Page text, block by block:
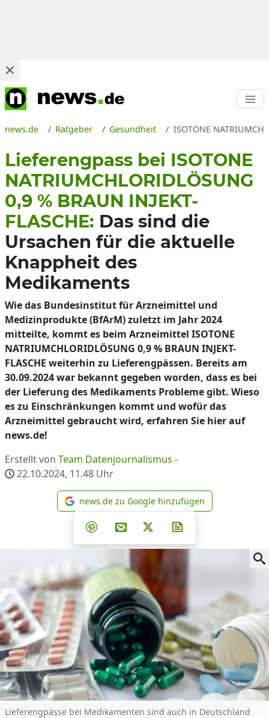
news.de Ratgeber Gesundheit ISOTONE
Lieferengpass bei ISOTONE
NATRIUMCHLORIDLÖSUNG
0,9 % BRAUN INJEKT-
FLASCHE: Das sind die
Ursachen für die aktuelle
Knappheit des
Medikaments
Wie das Bundesinstitut für Arzneimittel und
Medizinprodukte (BfArM) zuletzt im Jahr 2024
mitteilte, kommt es beim Arzneimittel ISOTONE
NATRIUMCHLORIDLÖSUNG 0,9 % BRAUN INJEKT-
FLASCHE weiterhin zu Lieferengpässen. Bereits am
30.09.2024 war bekannt gegeben worden, dass es bei
der Lieferung des Medikaments Probleme gibt. Wieso
es zu Einschränkungen kommt und wofür das
Arzneimittel gebraucht wird, erfahren Sie hier auf
news.de!
Erstellt von Team Datenjournalismus -
22.10.2024, 11.48 Uhr
news.de zu Google
news.de zu Google hinzufügen
Teilen auf Facebook
Teilen auf Whatsapp
Teilen auf Telegram
Teilen auf Pinterest
Per E-Mail teilen
Post auf X
Lieferengpässe bei Medikamenten sind auch in Deutschland